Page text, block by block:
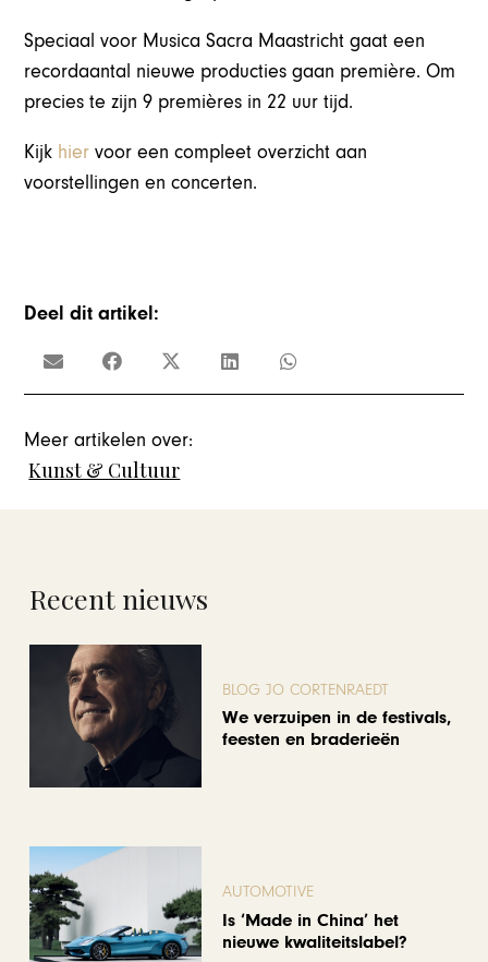
Speciaal voor Musica Sacra Maastricht gaat een
recordaantal nieuwe producties gaan première. Om
precies te zijn 9 premières in 22 uur tijd.
Kijk hier voor een compleet overzicht aan
voorstellingen en concerten.
Deel dit artikel:
Meer artikelen over:
Kunst & Cultuur
Recent nieuws
BLOG JO CORTENRAEDT
We verzuipen in de festivals,
feesten en braderieën
AUTOMOTIVE
Is ‘Made in China’ het
nieuwe kwaliteitslabel?